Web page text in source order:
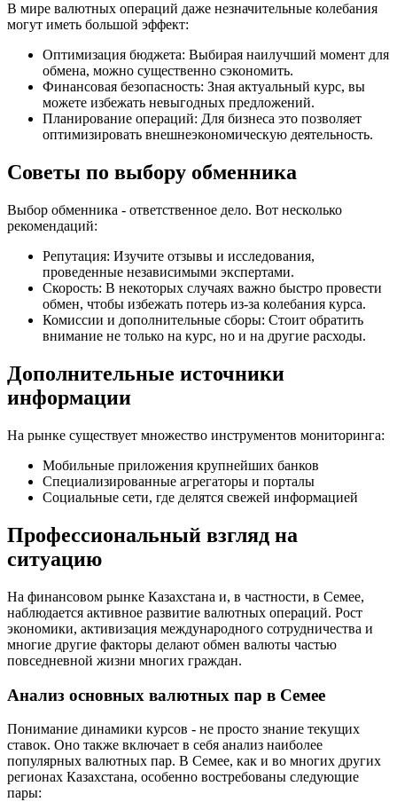
В мире валютных операций даже незначительные колебания
могут иметь большой эффект:
Оптимизация бюджета: Выбирая наилучший момент для
обмена, можно существенно сэкономить.
Финансовая безопасность: Зная актуальный курс, вы
можете избежать невыгодных предложений.
Планирование операций: Для бизнеса это позволяет
оптимизировать внешнеэкономическую деятельность.
Советы по выбору обменника
Выбор обменника - ответственное дело. Вот несколько
рекомендаций:
Репутация: Изучите отзывы и исследования,
проведенные независимыми экспертами.
Скорость: В некоторых случаях важно быстро провести
обмен, чтобы избежать потерь из-за колебания курса.
Комиссии и дополнительные сборы: Стоит обратить
внимание не только на курс, но и на другие расходы.
Дополнительные источники
информации
На рынке существует множество инструментов мониторинга:
Мобильные приложения крупнейших банков
Специализированные агрегаторы и порталы
Социальные сети, где делятся свежей информацией
Профессиональный взгляд на
ситуацию
На финансовом рынке Казахстана и, в частности, в Семее,
наблюдается активное развитие валютных операций. Рост
экономики, активизация международного сотрудничества и
многие другие факторы делают обмен валюты частью
повседневной жизни многих граждан.
Анализ основных валютных пар в Семее
Понимание динамики курсов - не просто знание текущих
ставок. Оно также включает в себя анализ наиболее
популярных валютных пар. В Семее, как и во многих других
регионах Казахстана, особенно востребованы следующие
пары: